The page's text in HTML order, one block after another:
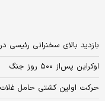
بازدید بالای سخنرانی رئیسی
اوکراین پس‌از ۵۰۰ روز جنگ
حرکت اولین کشتی حامل غلات